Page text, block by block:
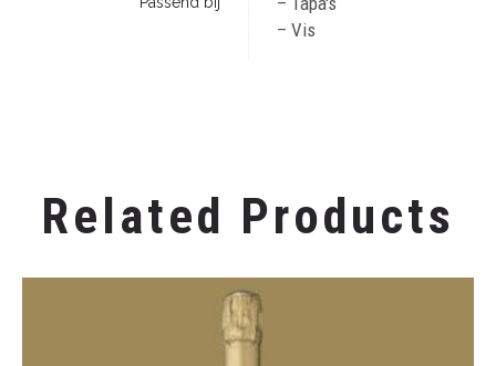
– Vis
Related Products
Champagne Dumont & fils Millésime 2010